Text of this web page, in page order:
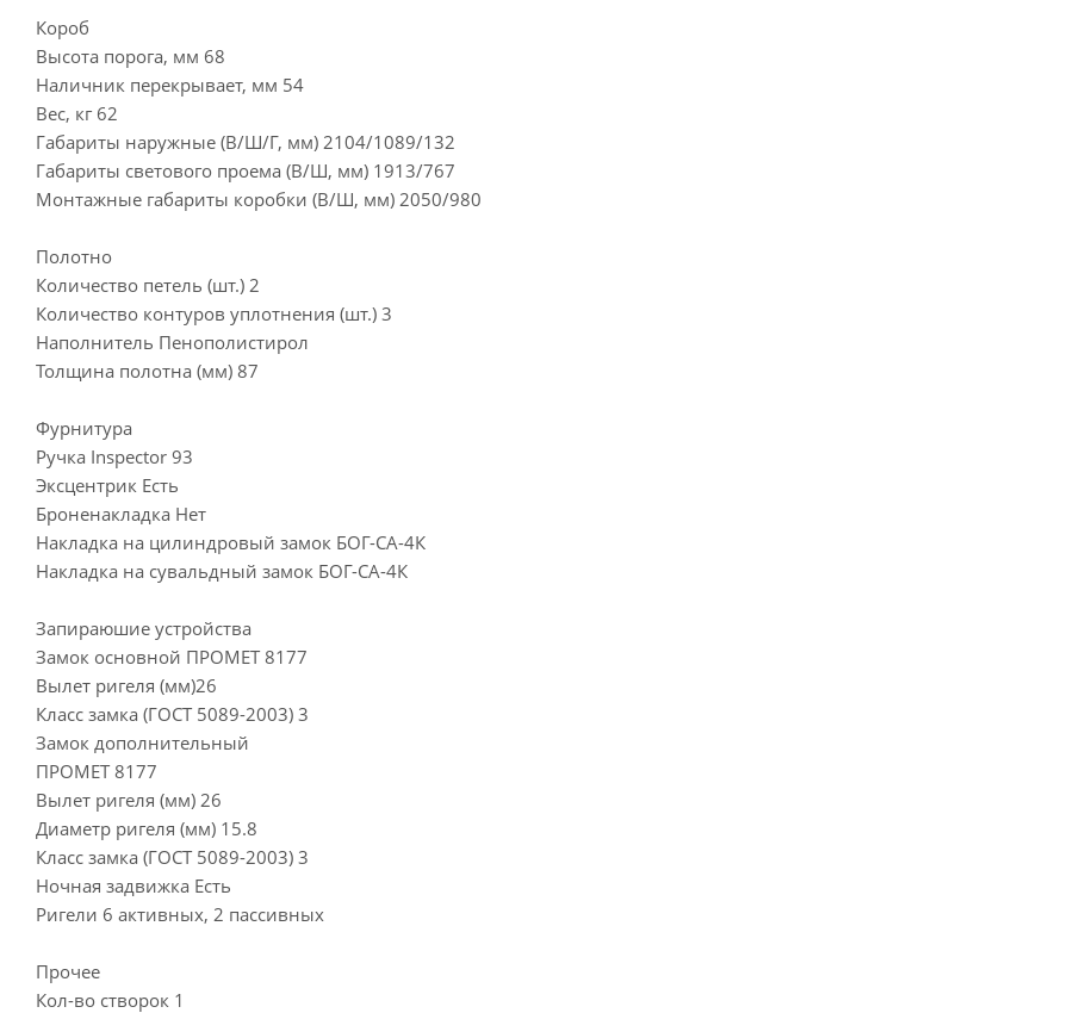
Короб
Высота порога, мм 68
Наличник перекрывает, мм 54
Вес, кг 62
Габариты наружные (В/Ш/Г, мм) 2104/1089/132
Габариты светового проема (В/Ш, мм) 1913/767
Монтажные габариты коробки (В/Ш, мм) 2050/980
Полотно
Количество петель (шт.) 2
Количество контуров уплотнения (шт.) 3
Наполнитель Пенополистирол
Толщина полотна (мм) 87
Фурнитура
Ручка Inspector 93
Эксцентрик Есть
Броненакладка Нет
Накладка на цилиндровый замок БОГ-СА-4К
Накладка на сувальдный замок БОГ-СА-4К
Запираюшие устройства
Замок основной ПРОМЕТ 8177
Вылет ригеля (мм)26
Класс замка (ГОСТ 5089-2003) 3
Замок дополнительный
ПРОМЕТ 8177
Вылет ригеля (мм) 26
Диаметр ригеля (мм) 15.8
Класс замка (ГОСТ 5089-2003) 3
Ночная задвижка Есть
Ригели 6 активных, 2 пассивных
Прочее
Кол-во створок 1